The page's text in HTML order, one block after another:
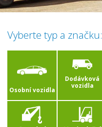
Vyberte typ a značku:
Osobní vozidla
Dodávková
vozidla